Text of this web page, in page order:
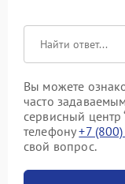
Вы можете
часто
сервисный центр
телефону+7
свой вопрос.